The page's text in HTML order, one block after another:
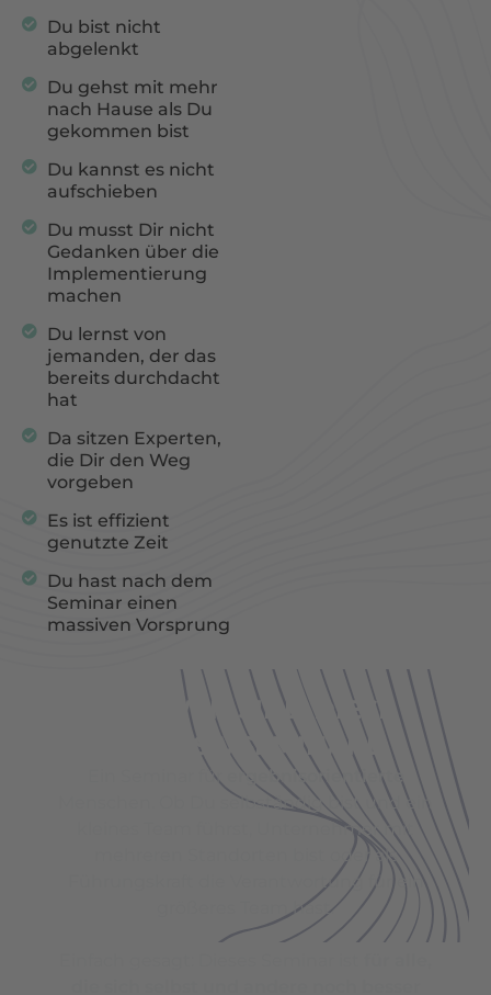
Du bist nicht
abgelenkt
Du gehst mit mehr
nach Hause als Du
gekommen bist
Du kannst es nicht
aufschieben
Du musst Dir nicht
Gedanken über die
Implementierung
machen
Du lernst von
jemanden, der das
bereits durchdacht
hat
Da sitzen Experten,
die Dir den Weg
vorgeben
Es ist effizient
genutzte Zeit
Du hast nach dem
Seminar einen
massiven Vorsprung
FÜR WEN SIND DIESE
INTENSIVSEMINARE
Ein Seminar für
ergebnisorientierte
Menschen. Ob Du selbständig bist und ein
kleines Team führst, Unternehmer mit
mehreren Standorten bist oder als
Führungskraft die Verantwortung für ein
größeres Team hast.